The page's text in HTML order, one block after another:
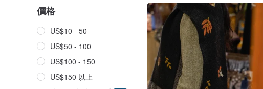
價格
US$10 - 50
US$50 - 100
US$100 - 150
US$150 以上